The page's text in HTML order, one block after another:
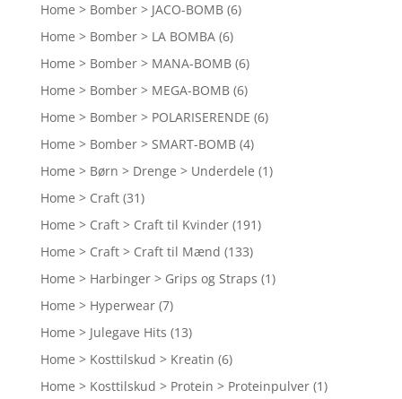
Home > Bomber > JACO-BOMB (6)
Home > Bomber > LA BOMBA (6)
Home > Bomber > MANA-BOMB (6)
Home > Bomber > MEGA-BOMB (6)
Home > Bomber > POLARISERENDE (6)
Home > Bomber > SMART-BOMB (4)
Home > Børn > Drenge > Underdele (1)
Home > Craft (31)
Home > Craft > Craft til Kvinder (191)
Home > Craft > Craft til Mænd (133)
Home > Harbinger > Grips og Straps (1)
Home > Hyperwear (7)
Home > Julegave Hits (13)
Home > Kosttilskud > Kreatin (6)
Home > Kosttilskud > Protein > Proteinpulver (1)